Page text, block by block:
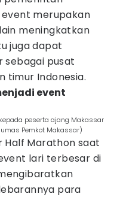
merupakan
meningkatkan
juga dapat
sebagai pusat
timur Indonesia.
event
peserta ajang Makassar
Pemkot Makassar)
Half Marathon saat
lari terbesar di
para